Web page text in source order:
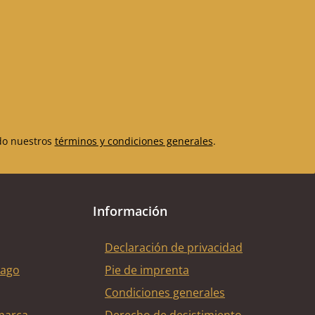
nuestros términos y condiciones generales.
Información
Declaración de privacidad
Pie de imprenta
Condiciones generales